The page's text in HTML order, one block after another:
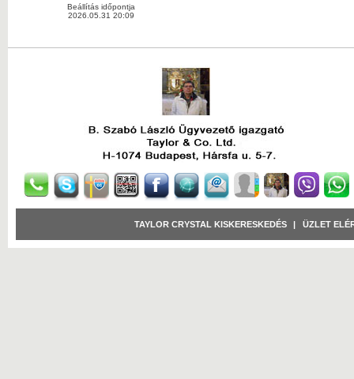
Beállítás időpontja
2026.05.31 20:09
TAYLOR CRYSTAL KISKERESKEDÉS ÜZLET